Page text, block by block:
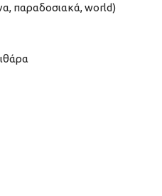
παραδοσιακά, world)